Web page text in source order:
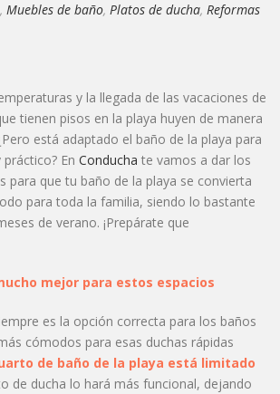
, Muebles de baño, Platos de ducha, Reformas
y la llegada de las vacaciones de
tienen pisos en la playa huyen de manera
está adaptado el baño de la playa para
En Conducha te vamos a dar los
para que tu baño de la playa se convierta
para toda la familia, siendo lo bastante
de verano. ¡Prepárate que
mejor para estos espacios
es la opción correcta para los baños
cómodos para esas duchas rápidas
de baño de la playa está limitado
de ducha lo hará más funcional, dejando